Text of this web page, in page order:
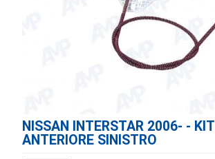
NISSAN INTERSTAR 2006- - KIT
ANTERIORE SINISTRO